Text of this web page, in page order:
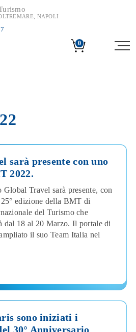
NAPOLI
0
sarà presente con uno
2022.
Travel sarà presente, con
edizione della BMT di
del Turismo che
dal 18 al 20 Marzo. Il portale di
il suo Team Italia nel
sono iniziati i
30° Anniversario